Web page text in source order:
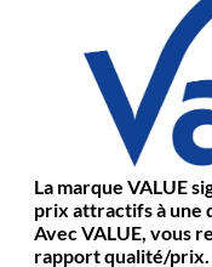
La marque VALUE
prix attractifs à une
Avec VALUE, vous
rapport qualité/prix.